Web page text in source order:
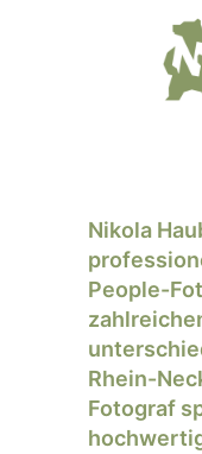
Nikola
People-
Rhein-
Fotograf